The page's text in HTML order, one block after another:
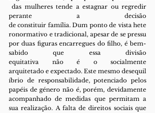
das mulheres tende a estagnar ou regredir
perante a decisão
de constituir família. Dum ponto de vista hete
ronormativo e tradicional, apesar de se pressu
por duas figuras encarregues do filho, é bem-
sabido que essa divisão
equitativa não é o socialmente
arquitetado e expectado. Este mesmo desequil
íbrio de responsabilidade, potenciado pelos
papéis de género não é, porém, devidamente
acompanhado de medidas que permitam a
sua realização. A falta de direitos sociais que